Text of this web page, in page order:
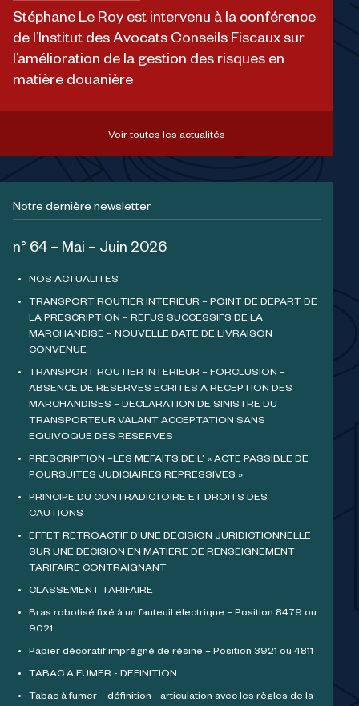
Stéphane Le Roy est intervenu à la conférence
de l’Institut des Avocats Conseils Fiscaux sur
l’amélioration de la gestion des risques en
matière douanière
Voir toutes les actualités
Notre dernière newsletter
n° 64 – Mai – Juin 2026
NOS ACTUALITES
TRANSPORT ROUTIER INTERIEUR – POINT DE DEPART DE
LA PRESCRIPTION – REFUS SUCCESSIFS DE LA
MARCHANDISE – NOUVELLE DATE DE LIVRAISON
CONVENUE
TRANSPORT ROUTIER INTERIEUR – FORCLUSION –
ABSENCE DE RESERVES ECRITES A RECEPTION DES
MARCHANDISES – DECLARATION DE SINISTRE DU
TRANSPORTEUR VALANT ACCEPTATION SANS
EQUIVOQUE DES RESERVES
PRESCRIPTION –LES MEFAITS DE L’ « ACTE PASSIBLE DE
POURSUITES JUDICIAIRES REPRESSIVES »
PRINCIPE DU CONTRADICTOIRE ET DROITS DES
CAUTIONS
EFFET RETROACTIF D’UNE DECISION JURIDICTIONNELLE
SUR UNE DECISION EN MATIERE DE RENSEIGNEMENT
TARIFAIRE CONTRAIGNANT
CLASSEMENT TARIFAIRE
Bras robotisé fixé à un fauteuil électrique – Position 8479 ou
9021
Papier décoratif imprégné de résine – Position 3921 ou 4811
TABAC A FUMER - DEFINITION
Tabac à fumer – définition - articulation avec les règles de la